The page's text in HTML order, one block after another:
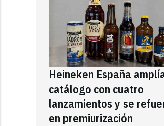
Heineken España
catálogo con cuatro
lanzamientos y se
en premiurización